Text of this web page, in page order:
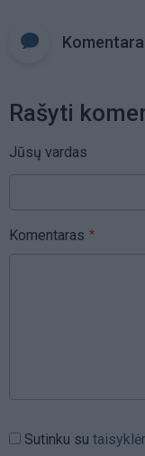
Rašyti
Jūsų vardas
Komentaras
Sutinku su